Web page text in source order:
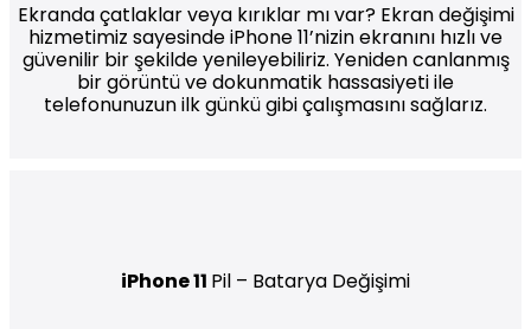
Ekranda çatlaklar veya kırıklar mı var? Ekran değişimi
hizmetimiz sayesinde iPhone 11’nizin ekranını hızlı ve
güvenilir bir şekilde yenileyebiliriz. Yeniden canlanmış
bir görüntü ve dokunmatik hassasiyeti ile
telefonunuzun ilk günkü gibi çalışmasını sağlarız.
iPhone 11 Pil – Batarya Değişimi